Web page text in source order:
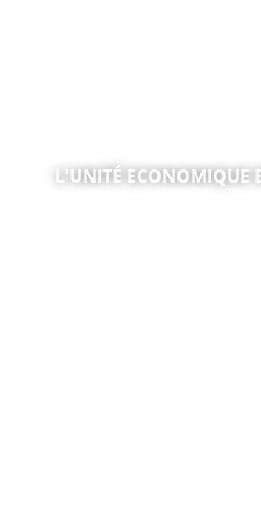
L'UNITÉ ECONOMIQUE